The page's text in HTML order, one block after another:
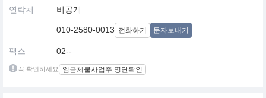
연락처 비공개
010-2580-0013 전화하기 문자보내기
팩스 02--
꼭 확인하세요 임금체불사업주 명단확인